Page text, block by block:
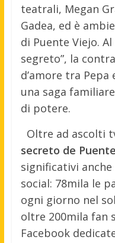
teatrali, Megan
Gadea, ed è
di Puente Viejo.
segreto”, la
d’amore tra
una saga
di potere.
Oltre ad ascolti
secreto de
significativi
social: 78mila le
ogni giorno nel
oltre 200mila fan
Facebook